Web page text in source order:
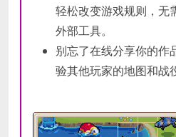
轻松改变游戏规则，无
外部工具。
别忘了在线分享你的作
验其他玩家的地图和战